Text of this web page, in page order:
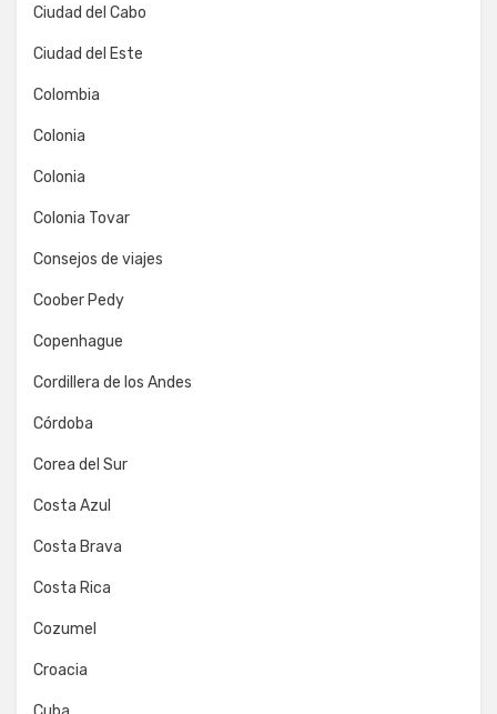
Ciudad del Cabo
Ciudad del Este
Colombia
Colonia
Colonia
Colonia Tovar
Consejos de viajes
Coober Pedy
Copenhague
Cordillera de los Andes
Córdoba
Corea del Sur
Costa Azul
Costa Brava
Costa Rica
Cozumel
Croacia